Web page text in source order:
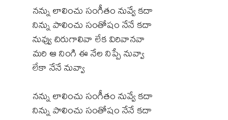
నన్ను లాలించు సంగీతం నువ్వే కదా
నిన్ను పాలించు సంతోషం నేనే కదా
నువ్వు చిరుగాలివా లేక విరివానవా
మరి ఆ నింగి ఈ నేల నిప్పే నువ్వా
లేకా నేనే నువ్వా
నన్ను లాలించు సంగీతం నువ్వే కదా
నిన్ను పాలించు సంతోషం నేనే కదా